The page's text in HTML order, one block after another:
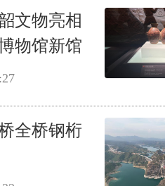
文物亮相
物馆新馆
全桥钢桁